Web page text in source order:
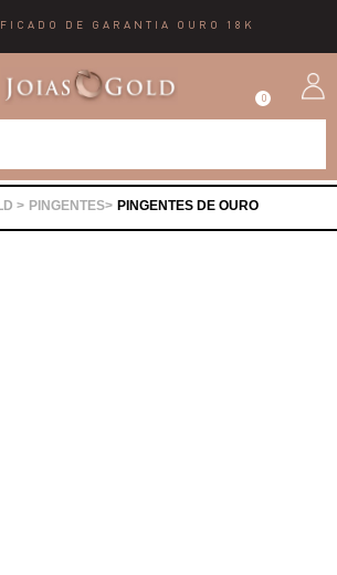
DE GARANTIA OURO 18K
0
PINGENTES PINGENTES DE OURO